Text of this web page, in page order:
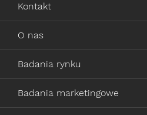
Kontakt
O nas
Badania rynku
Badania marketingowe